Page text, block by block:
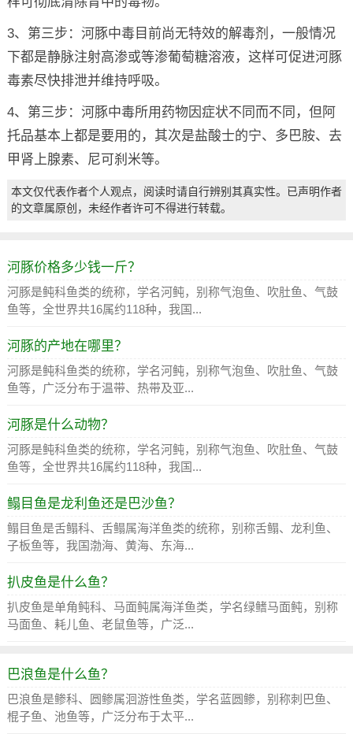
3、第三步：河豚中毒目前尚无特效的解毒剂，一般情况
下都是静脉注射高渗或等渗葡萄糖溶液，这样可促进河豚
毒素尽快排泄并维持呼吸。
4、第三步：河豚中毒所用药物因症状不同而不同，但阿
托品基本上都是要用的，其次是盐酸士的宁、多巴胺、去
甲肾上腺素、尼可刹米等。
本文仅代表作者个人观点，阅读时请自行辨别其真实性。已声明作者
的文章属原创，未经作者许可不得进行转载。
河豚价格多少钱一斤？
河豚是鲀科鱼类的统称，学名河鲀，别称气泡鱼、吹肚鱼、气鼓
鱼等，全世界共16属约118种，我国...
河豚的产地在哪里？
河豚是鲀科鱼类的统称，学名河鲀，别称气泡鱼、吹肚鱼、气鼓
鱼等，广泛分布于温带、热带及亚...
河豚是什么动物？
河豚是鲀科鱼类的统称，学名河鲀，别称气泡鱼、吹肚鱼、气鼓
鱼等，全世界共16属约118种，我国...
鳎目鱼是龙利鱼还是巴沙鱼？
鳎目鱼是舌鳎科、舌鳎属海洋鱼类的统称，别称舌鳎、龙利鱼、
子板鱼等，我国渤海、黄海、东海...
扒皮鱼是什么鱼？
扒皮鱼是单角鲀科、马面鲀属海洋鱼类，学名绿鳍马面鲀，别称
马面鱼、耗儿鱼、老鼠鱼等，广泛...
巴浪鱼是什么鱼？
巴浪鱼是鲹科、圆鲹属洄游性鱼类，学名蓝圆鲹，别称刺巴鱼、
棍子鱼、池鱼等，广泛分布于太平...